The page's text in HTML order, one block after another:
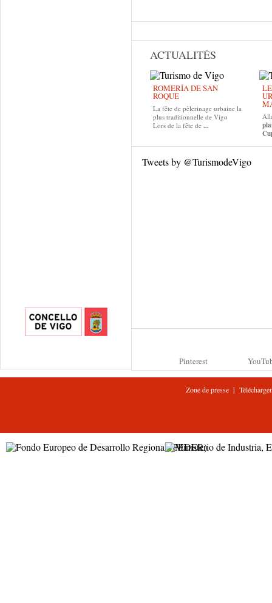
ACTUALITÉS
ROMERÍA DE SAN
ROQUE
La fête de pèlerinage urbaine la
plus traditionnelle de Vigo
Lors de la fête de ...
Tweets by @TurismodeVigo
Pinterest
Zone de presse |